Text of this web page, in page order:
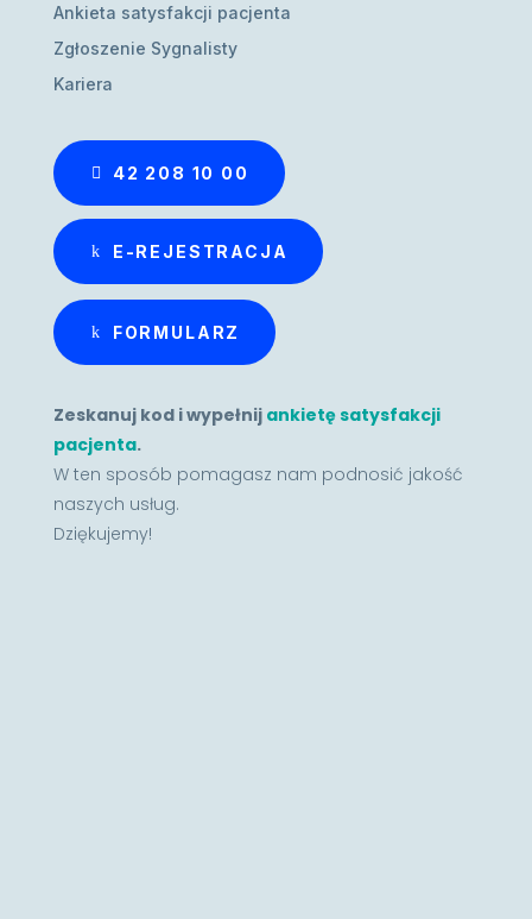
Ankieta satysfakcji pacjenta
Zgłoszenie Sygnalisty
Kariera
42 208 10 00
E-REJESTRACJA
FORMULARZ
Zeskanuj kod i wypełnij ankietę satysfakcji
pacjenta.
W ten sposób pomagasz nam podnosić jakość
naszych usług.
Dziękujemy!